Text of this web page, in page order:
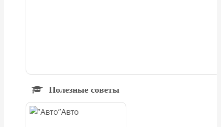
Полезные советы
Авто